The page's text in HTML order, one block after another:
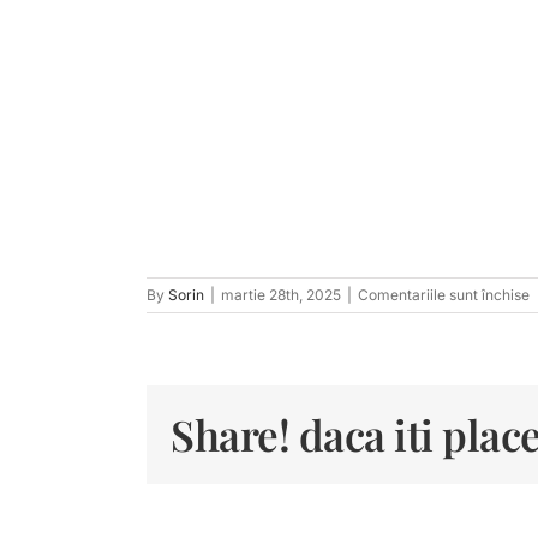
By Sorin martie 28th, 2025 Comentariile sunt închise
Share! daca iti